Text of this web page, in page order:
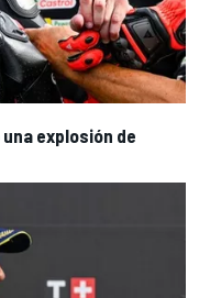
explosión de